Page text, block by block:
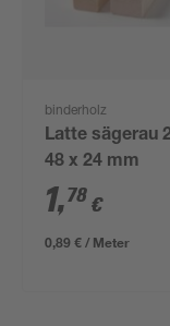
binderholz
Latte sägerau
48 x 24 mm
1,78 €
0,89 € / Meter